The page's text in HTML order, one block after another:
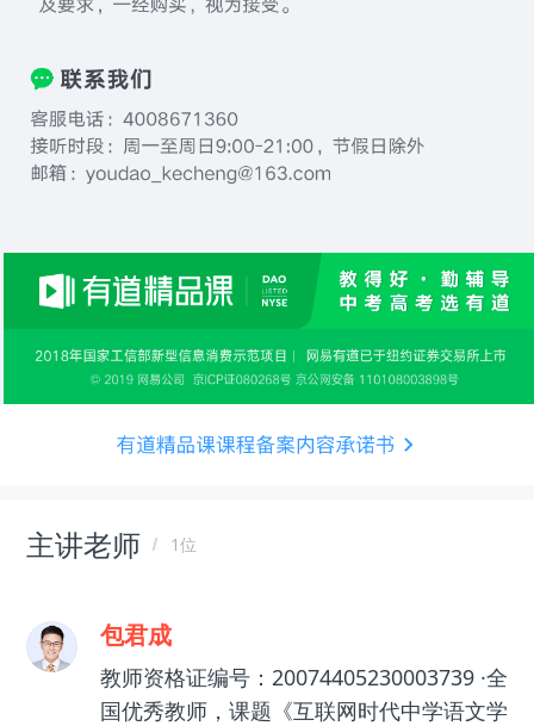
主讲老师 1位
包君成
教师资格证编号：20074405230003739 ·全
国优秀教师，课题《互联网时代中学语文学